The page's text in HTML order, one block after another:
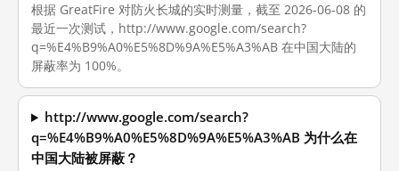
根据 GreatFire 对防火长城的实时测量，截至 2026-06-08 的
最近一次测试，http://www.google.com/search?
q=%E4%B9%A0%E5%8D%9A%E5%A3%AB 在中国大陆的
屏蔽率为 100%。
http://www.google.com/search?
q=%E4%B9%A0%E5%8D%9A%E5%A3%AB 为什么在
中国大陆被屏蔽？